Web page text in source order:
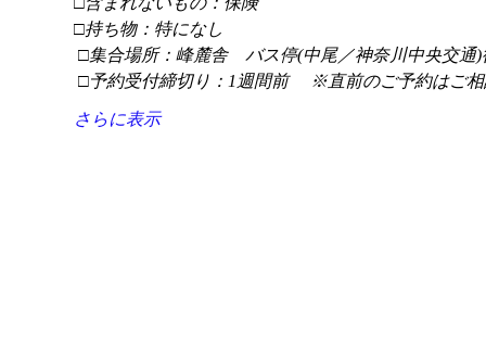
□持ち物：特になし
□集合場所：峰麓舎　バス停(中尾／神奈川中央交通)
□予約受付締切り：1週間前 　※直前のご予約はご
さらに表示